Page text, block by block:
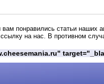
понравились статьи наших
на нас. В противном